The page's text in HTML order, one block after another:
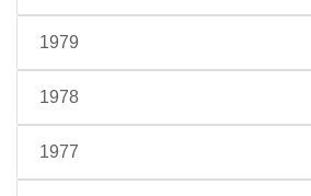
1979
1978
1977